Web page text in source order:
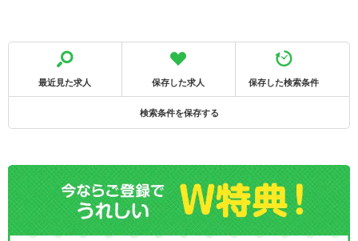
最近見た求人 保存した求人 保存した検索条件
検索条件を保存する